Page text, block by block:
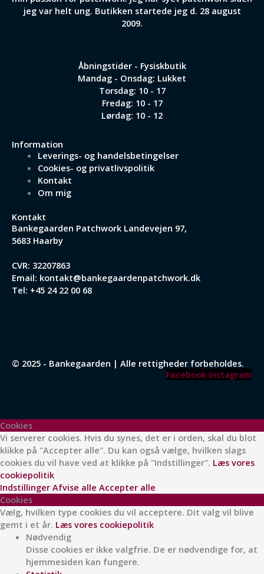
jeg var helt ung. Butikken startede jeg d. 28 august
2009.
Åbningstider - Fysiskbutik
Mandag - Onsdag: Lukket
Torsdag: 10 - 17
Fredag: 10 - 17
Lørdag: 10 - 12
Information
Leverings- og handelsbetingelser
Cookies- og privatlivspolitik
Kontakt
Om mig
Kontakt
Bankegaarden Patchwork Landevejen 97,
5683 Haarby
CVR: 32207863
Email: kontakt@bankegaardenpatchwork.dk
Tel: +45 24 22 00 68
© 2025 - Bankegaarden | Alle rettigheder forbeholdes.
Facebook Instagram
Cookies
Vi serverer cookies. Hvis du synes, det er i orden, skal du blot
klikke på "Accepter alle". Du kan også vælge, hvilken slags
cookies du vil have ved at klikke på "Indstillinger". Læs vores
cookiepolitik
Indstillinger Afvise alle Accepter alle
Cookies
Vælg, hvilken type cookies du vil acceptere. Dit valg vil blive
gemt i et år. Læs vores cookiepolitik
Nødvendig
Disse cookies er ikke valgfrie. De er nødvendige for, at
hjemmesiden kan fungere.